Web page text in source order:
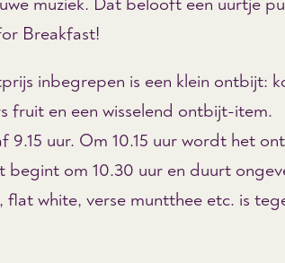
Breakfast!
inbegrepen is een klein ontbijt:
fruit en een wisselend ontbijt-item.
9.15 uur. Om 10.15 uur wordt het
begint om 10.30 uur en duurt
flat white, verse muntthee etc. is